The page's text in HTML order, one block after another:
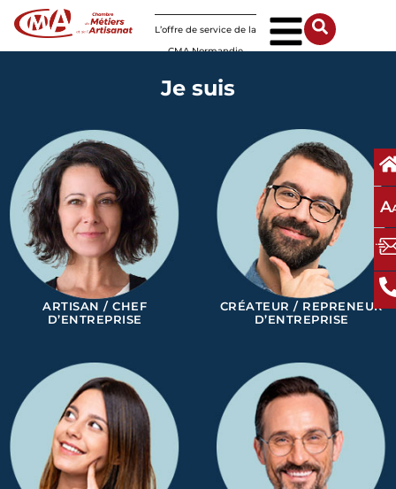
L’offre de service de la
CMA Normandie
A
Je suis
ARTISAN / CHEF
D’ENTREPRISE
CRÉATEUR / REPRENEUR
D’ENTREPRISE
Panneau de gestion des cookies